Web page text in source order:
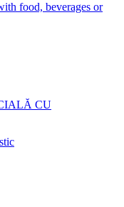
food, beverages or
CU